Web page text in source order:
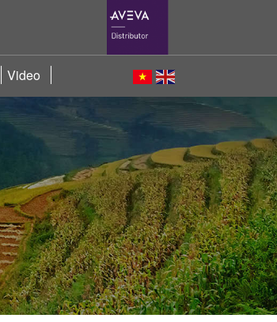
Video